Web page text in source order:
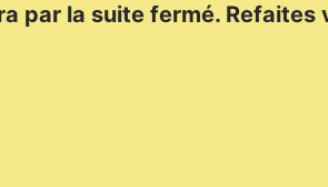
par la suite fermé. Refaites